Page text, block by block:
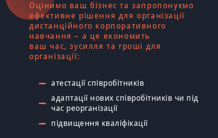
Оцінимо ваш бізнес та запропонуємо
ефективне рішення для організації
дистанційного корпоративного
навчання – а це економить
ваш час, зусилля та гроші для
організації:
атестації співробітників
адаптації нових співробітників чи під
час реорганізації
підвищення кваліфікації